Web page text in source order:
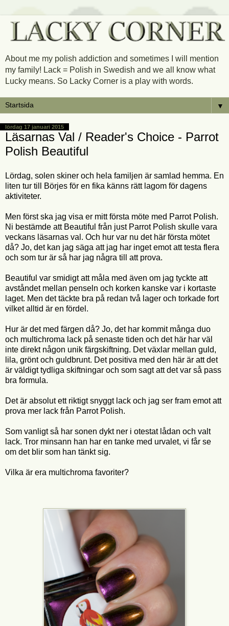
About me my polish addiction and sometimes I will mention
my family! Lack = Polish in Swedish and we all know what
Lucky means. So Lacky Corner is a play with words.
▼
lördag 17 januari 2015
Läsarnas Val / Reader's Choice - Parrot
Polish Beautiful
Lördag, solen skiner och hela familjen är samlad hemma. En
liten tur till Börjes för en fika känns rätt lagom för dagens
aktiviteter.
Men först ska jag visa er mitt första möte med Parrot Polish.
Ni bestämde att Beautiful från just Parrot Polish skulle vara
veckans läsarnas val. Och hur var nu det här första mötet
då? Jo, det kan jag säga att jag har inget emot att testa flera
och som tur är så har jag några till att prova.
Beautiful var smidigt att måla med även om jag tyckte att
avståndet mellan penseln och korken kanske var i kortaste
laget. Men det täckte bra på redan två lager och torkade fort
vilket alltid är en fördel.
Hur är det med färgen då? Jo, det har kommit många duo
och multichroma lack på senaste tiden och det här har väl
inte direkt någon unik färgskiftning. Det växlar mellan guld,
lila, grönt och guldbrunt. Det positiva med den här är att det
är väldigt tydliga skiftningar och som sagt att det var så pass
bra formula.
Det är absolut ett riktigt snyggt lack och jag ser fram emot att
prova mer lack från Parrot Polish.
Som vanligt så har sonen dykt ner i otestat lådan och valt
lack. Tror minsann han har en tanke med urvalet, vi får se
om det blir som han tänkt sig.
Vilka är era multichroma favoriter?